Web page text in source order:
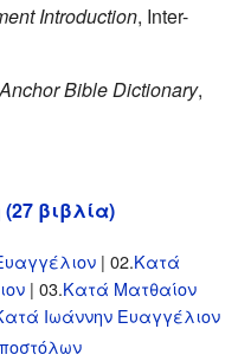
Introduction, Inter-
Bible Dictionary,
βιβλία)
| 02.Κατά
| 03.Κατά Ματθαίον
Ιωάννην Ευαγγέλιον